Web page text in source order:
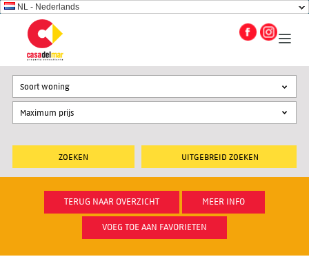
NL - Nederlands
UITGEBREID ZOEKEN
Soort woning
TERUG NAAR OVERZICHT MEER INFO
VOEG TOE AAN FAVORIETEN